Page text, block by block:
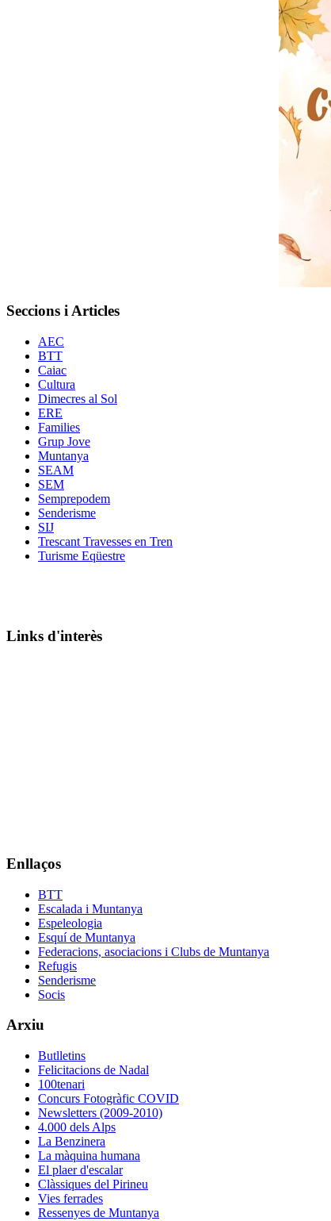
Seccions i Articles
AEC
BTT
Caiac
Cultura
Dimecres al Sol
ERE
Families
Grup Jove
Muntanya
SEAM
SEM
Semprepodem
Senderisme
SIJ
Trescant Travesses en Tren
Turisme Eqüestre
Links d'interès
Enllaços
BTT
Escalada i Muntanya
Espeleologia
Esquí de Muntanya
Federacions, asociacions i Clubs de Muntanya
Refugis
Senderisme
Socis
Arxiu
Butlletins
Felicitacions de Nadal
100tenari
Concurs Fotogràfic COVID
Newsletters (2009-2010)
4.000 dels Alps
La Benzinera
La màquina humana
El plaer d'escalar
Clàssiques del Pirineu
Vies ferrades
Ressenyes de Muntanya